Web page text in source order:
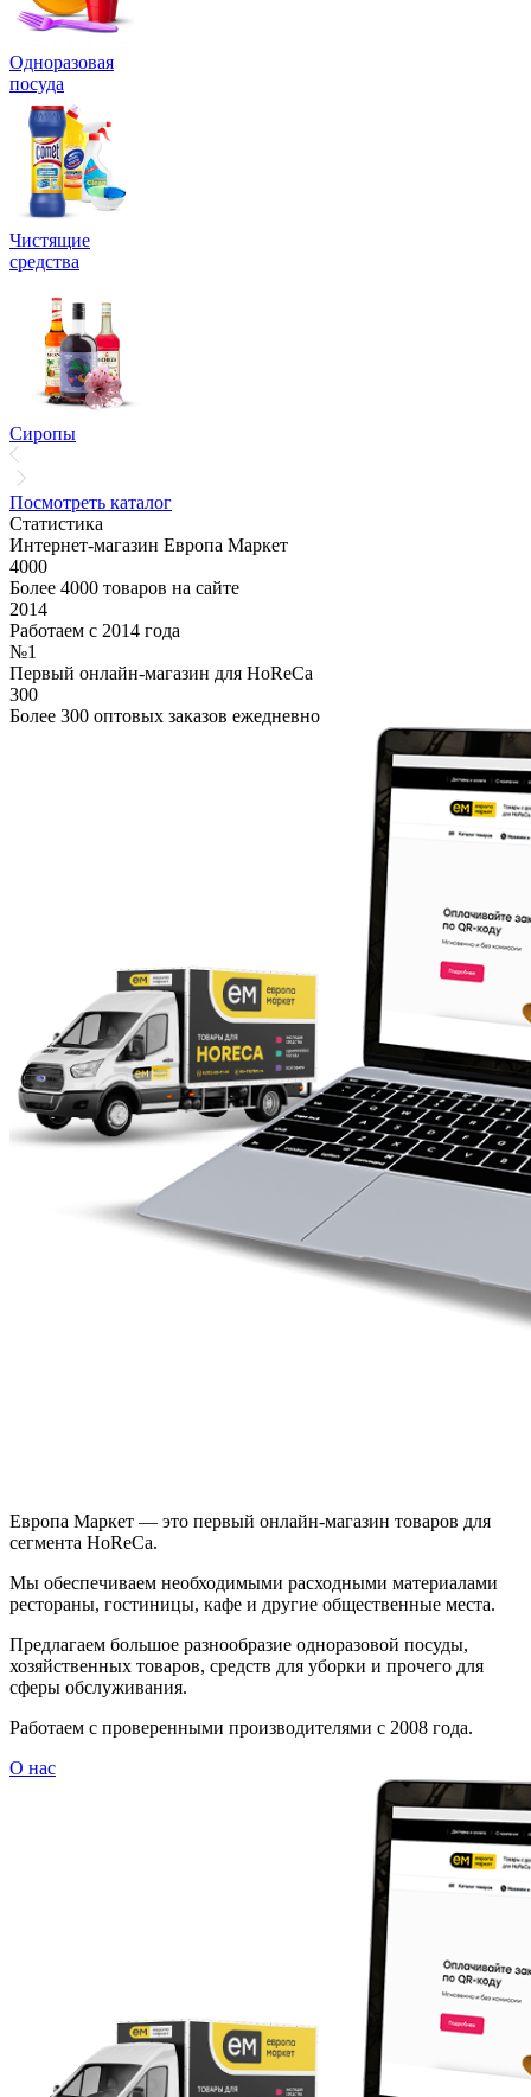
Одноразовая
посуда
Чистящие
средства
Сиропы
Посмотреть каталог
Статистика
Интернет-магазин Европа Маркет
4000
Более 4000 товаров на сайте
2014
Работаем с 2014 года
№1
Первый онлайн-магазин для HoReCa
300
Более 300 оптовых заказов ежедневно
Европа Маркет — это первый онлайн-магазин товаров для
сегмента HoReCa.
Мы обеспечиваем необходимыми расходными материалами
рестораны, гостиницы, кафе и другие общественные места.
Предлагаем большое разнообразие одноразовой посуды,
хозяйственных товаров, средств для уборки и прочего для
сферы обслуживания.
Работаем с проверенными производителями с 2008 года.
О нас